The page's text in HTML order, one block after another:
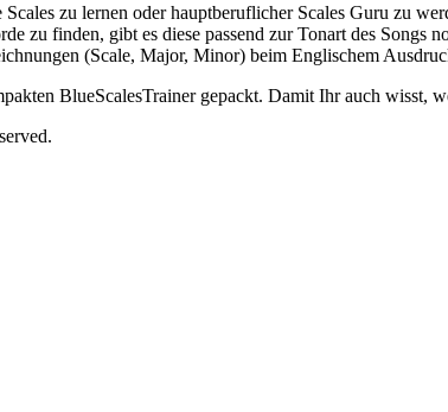
zu lernen oder hauptberuflicher Scales Guru zu
zu finden, gibt es diese passend zur Tonart des
(Scale, Major, Minor) beim Englischem
BlueScalesTrainer gepackt. Damit Ihr auch